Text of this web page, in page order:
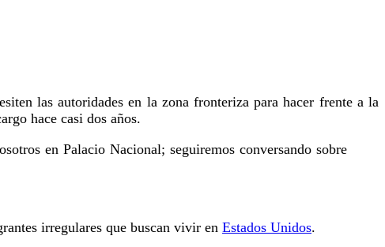
las autoridades en la zona fronteriza para hacer frente a la
hace casi dos años.
en Palacio Nacional; seguiremos conversando sobre
irregulares que buscan vivir en Estados Unidos.